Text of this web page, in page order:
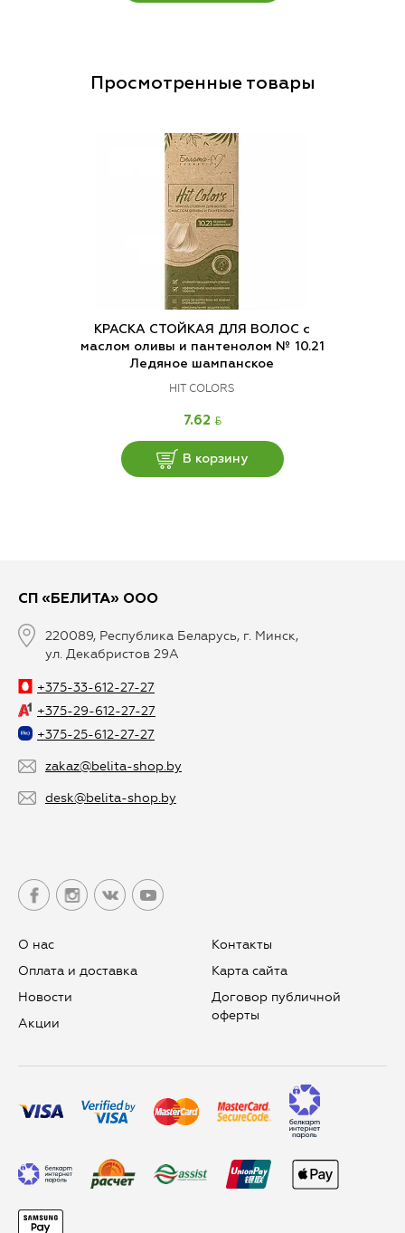
Просмотренные товары
КРАСКА СТОЙКАЯ ДЛЯ ВОЛОС с
маслом оливы и пантенолом № 10.21
Ледяное шампанское
HIT COLORS
7.62 BYN
В корзину
СП «БЕЛИТА» ООО
220089, Республика Беларусь, г. Минск,
ул. Декабристов 29А
+375-33-612-27-27
+375-29-612-27-27
+375-25-612-27-27
zakaz@belita-shop.by
desk@belita-shop.by
О нас
Оплата и доставка
Новости
Aкции
Контакты
Карта сайта
Договор публичной
оферты